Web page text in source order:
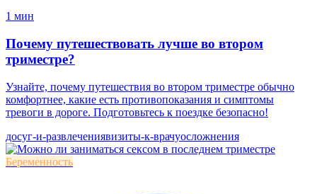
1 мин
Почему путешествовать лучше во втором
триместре?
Узнайте, почему путешествия во втором триместре обычно
комфортнее, какие есть противопоказания и симптомы
тревоги в дороге. Подготовьтесь к поездке безопасно!
досуг-и-развлечениявизиты-к-врачуосложнения
Беременность